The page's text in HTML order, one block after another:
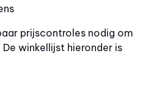
prijscontroles nodig om
winkellijst hieronder is